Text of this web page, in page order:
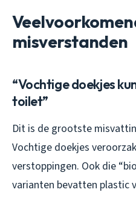
misverstanden
“Vochtige doekjes
toilet”
Dit is de grootste
Vochtige doekjes
verstoppingen. Ook die
varianten bevatten plastic